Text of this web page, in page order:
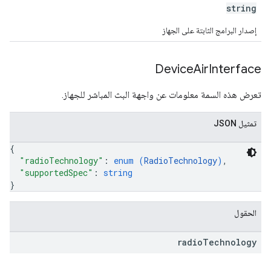
string
إصدار البرامج الثابتة على الجهاز
DeviceAirInterface
تعرض هذه السمة معلومات عن واجهة البث المباشر للجهاز.
تمثيل JSON
{
"radioTechnology" : enum (RadioTechnology) ,
"supportedSpec" : string
}
الحقول
radioTechnology